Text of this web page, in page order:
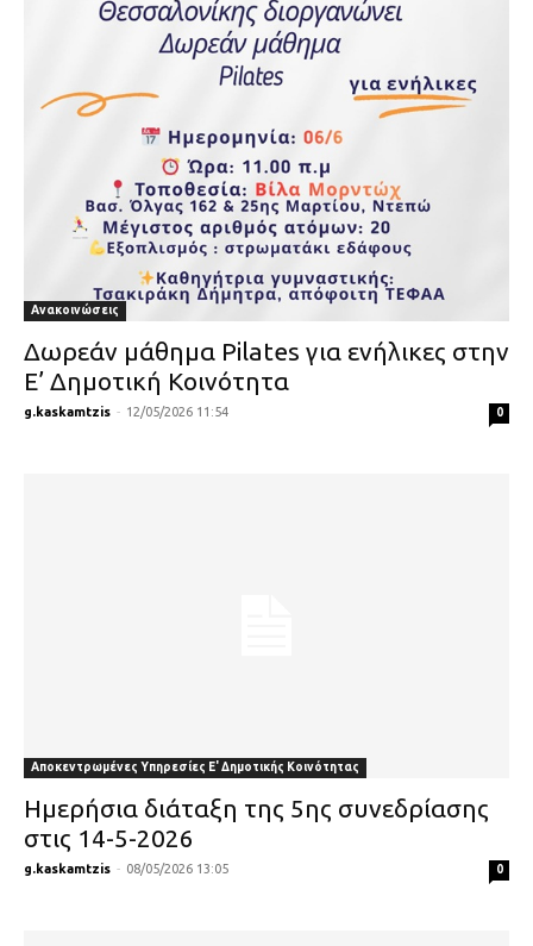
Ανακοινώσεις
Δωρεάν μάθημα Pilates για ενήλικες στην
Ε’ Δημοτική Κοινότητα
g.kaskamtzis - 12/05/2026 11:54 0
Αποκεντρωμένες Υπηρεσίες Ε' Δημοτικής Κοινότητας
Ημερήσια διάταξη της 5ης συνεδρίασης
στις 14-5-2026
g.kaskamtzis - 08/05/2026 13:05 0